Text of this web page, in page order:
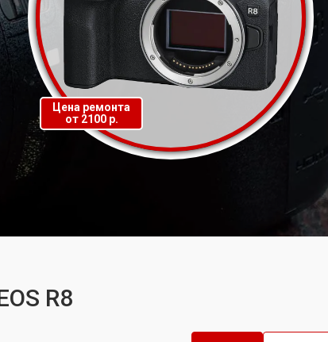
Цена ремонта
от 2100 р.
R8